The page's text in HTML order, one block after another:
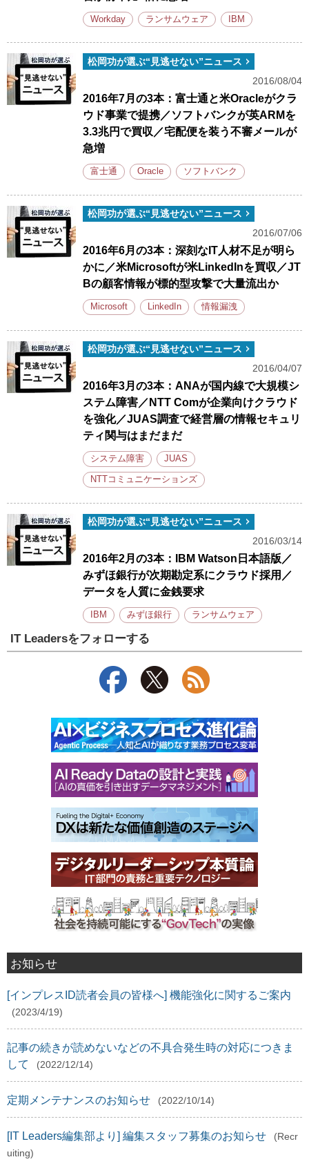
Workday ランサムウェア IBM
松岡功が選ぶ“見逃せない”ニュース
2016/08/04
2016年7月の3本：富士通と米Oracleがクラ
ウド事業で提携／ソフトバンクが英ARMを
3.3兆円で買収／宅配便を装う不審メールが
急増
富士通 Oracle ソフトバンク
松岡功が選ぶ“見逃せない”ニュース
2016/07/06
2016年6月の3本：深刻なIT人材不足が明ら
かに／米Microsoftが米LinkedInを買収／JT
Bの顧客情報が標的型攻撃で大量流出か
Microsoft LinkedIn 情報漏洩
松岡功が選ぶ“見逃せない”ニュース
2016/04/07
2016年3月の3本：ANAが国内線で大規模シ
ステム障害／NTT Comが企業向けクラウド
を強化／JUAS調査で経営層の情報セキュリ
ティ関与はまだまだ
システム障害 JUAS
NTTコミュニケーションズ
松岡功が選ぶ“見逃せない”ニュース
2016/03/14
2016年2月の3本：IBM Watson日本語版／
みずほ銀行が次期勘定系にクラウド採用／
データを人質に金銭要求
IBM みずほ銀行 ランサムウェア
IT Leadersをフォローする
お知らせ
[インプレスID読者会員の皆様へ] 機能強化に関するご案内
(2023/4/19)
記事の続きが読めないなどの不具合発生時の対応につきま
して
(2022/12/14)
定期メンテナンスのお知らせ (2022/10/14)
[IT Leaders編集部より] 編集スタッフ募集のお知らせ
(Recr
uiting)